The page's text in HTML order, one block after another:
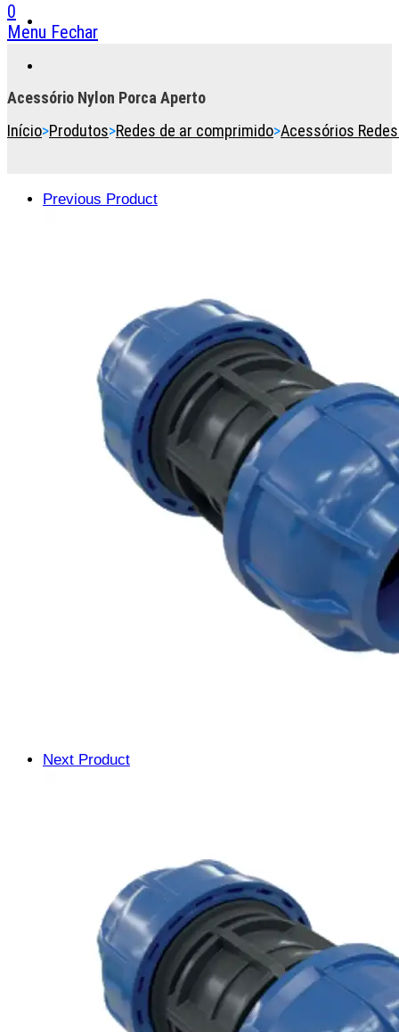
0
Menu Fechar
button
expand
Acessório Nylon Porca Aperto
Início>Produtos>Redes de ar comprimido>Acessórios
Previous Product
Next Product